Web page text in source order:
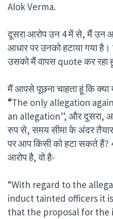
Alok Verma.
दूसरा आरोप उन 4 में से, मैं उन
आधार पर उनको हटाया गया
उसको मैं वापस quote कर रहा
मैं आपसे पूछना चाहता हूं कि क्या
“The only allegation
an allegation”, और दूसरा,
रुप से, समय सीमा के अंदर तैयार
पर आप किसी को हटा सकते हैं?
आरोप है, वो है-
“With regard to the
induct tainted officers it
that the proposal for